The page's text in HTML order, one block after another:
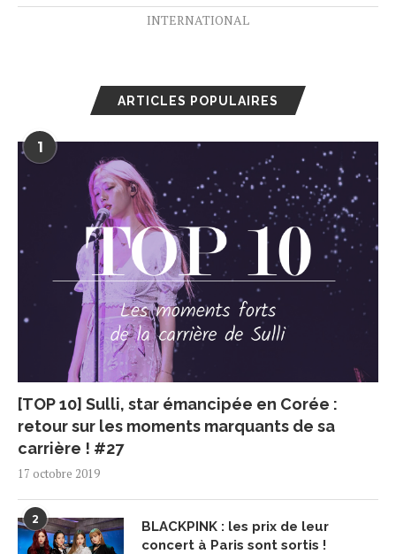
INTERNATIONAL
ARTICLES POPULAIRES
1
[TOP 10] Sulli, star émancipée en Corée :
retour sur les moments marquants de sa
carrière ! #27
17 octobre 2019
2
BLACKPINK : les prix de leur
concert à Paris sont sortis !